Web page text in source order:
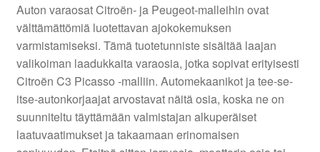
Maailmanlaajuinen toimitus
Maksut
Meistä
Ota yhteyttä
Auton varaosat Citroën- ja Peugeot-malleihin ovat
välttämättömiä luotettavan ajokokemuksen
varmistamiseksi. Tämä tuotetunniste sisältää laajan
valikoiman laadukkaita varaosia, jotka sopivat erityisesti
Citroën C3 Picasso -malliin. Automekaanikot ja tee-se-
itse-autonkorjaajat arvostavat näitä osia, koska ne on
suunniteltu täyttämään valmistajan alkuperäiset
laatuvaatimukset ja takaamaan erinomaisen